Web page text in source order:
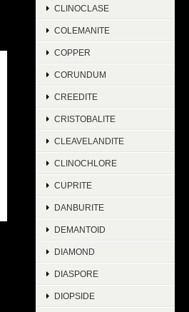
CLINOCLASE
COLEMANITE
COPPER
CORUNDUM
CREEDITE
CRISTOBALITE
CLEAVELANDITE
CLINOCHLORE
CUPRITE
DANBURITE
DEMANTOID
DIAMOND
DIASPORE
DIOPSIDE